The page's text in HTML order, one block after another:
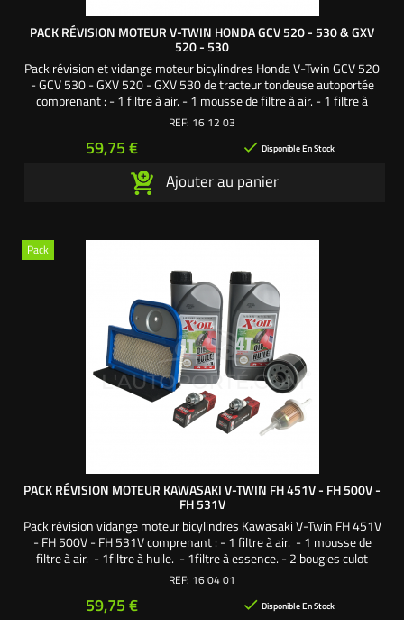
PACK RÉVISION MOTEUR V-TWIN HONDA GCV 520 - 530 & GXV
520 - 530
Pack révision et vidange moteur bicylindres Honda V-Twin GCV 520
- GCV 530 - GXV 520 - GXV 530 de tracteur tondeuse autoportée
comprenant : - 1 filtre à air. - 1 mousse de filtre à air. - 1 filtre à
huile. - 1 filtre à essence. - 2 bougies culot long. - 2 litres d'huile
REF: 16 12 03
Prix
59,75 €  Disponible En Stock
Ajouter au panier
Pack
PACK RÉVISION MOTEUR KAWASAKI V-TWIN FH 451V - FH 500V -
FH 531V
Pack révision vidange moteur bicylindres Kawasaki V-Twin FH 451V
- FH 500V - FH 531V comprenant : - 1 filtre à air. - 1 mousse de
filtre à air. - 1filtre à huile. - 1filtre à essence. - 2 bougies culot
court. - 2 litres d'huile moteur SAE30. Une création exclusive
REF: 16 04 01
Prix
59,75 €  Disponible En Stock